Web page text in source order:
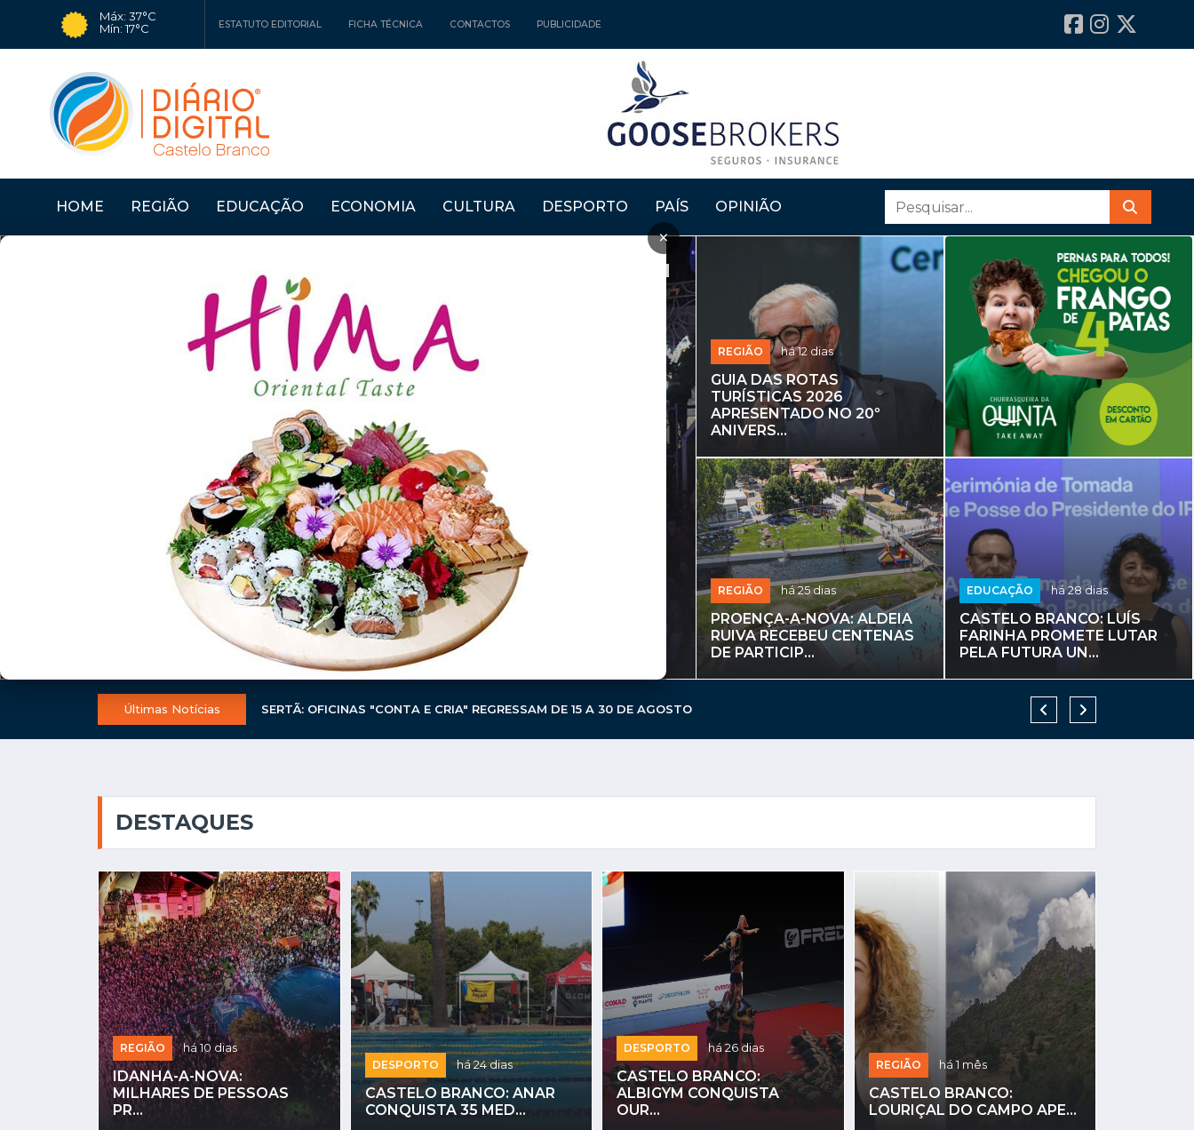
Máx: 37°C
Mín: 17°C
ESTATUTO EDITORIAL FICHA TÉCNICA CONTACTOS PUBLICIDADE
HOME REGIÃO EDUCAÇÃO ECONOMIA CULTURA DESPORTO PAÍS OPINIÃO
×
há 3 dias
FEIRA DE ENCHIDOS, QUEIJO E MEL
AFIRMA-SE COMO UM DOS MAIORES
CERTAMES D...
EDUCAÇÃO há 7 dias
LUÍS FARINHA, PRIMEIRO
UNIVERSIDADE
CASTELO BRANCO
REGIÃO há 12 dias
GUIA DAS ROTAS
TURÍSTICAS 2026
APRESENTADO NO 20º
ANIVERS...
REGIÃO há 25 dias
PROENÇA-A-NOVA: ALDEIA
RUIVA RECEBEU CENTENAS
DE PARTICIP...
EDUCAÇÃO há 28 dias
CASTELO BRANCO: LUÍS
FARINHA PROMETE LUTAR
PELA FUTURA UN...
Últimas Notícias SERTÃ: OFICINAS "CONTA E CRIA" REGRESSAM DE 15 A 30 DE AGOSTO RÓDÃO: 70 CRIANÇAS DO
DESTAQUES
REGIÃO há 10 dias
IDANHA-A-NOVA:
MILHARES DE PESSOAS
PR...
DESPORTO há 24 dias
CASTELO BRANCO: ANAR
CONQUISTA 35 MED...
DESPORTO há 26 dias
CASTELO BRANCO:
ALBIGYM CONQUISTA
OUR...
REGIÃO há 1 mês
CASTELO BRANCO:
LOURIÇAL DO CAMPO APE...